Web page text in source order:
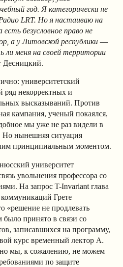
год. Я категорически не
LRT. Но я настаиваю на
безусловное право не
а у Литовской республики —
ли меня на своей территории
Десницкий.
университетский
ряд некорректных и
высказываний. Против
кампания, ученый покаялся,
мы уже не раз видели в
Но нынешняя ситуация
принципиальным моментом.
университет
увольнения профессора со
На запрос T-Invariant глава
коммуникаций Грете
«решение не продлевать
было принято в связи со
записавшихся на программу,
курс временный лектор А.
мы, к сожалению, не можем
по защите